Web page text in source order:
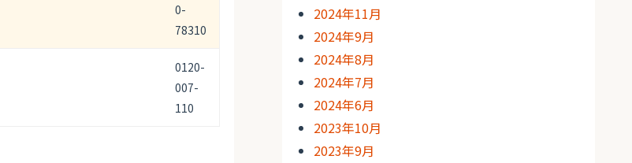
0-
78310
0120-
007-
110
2024年11月
2024年9月
2024年8月
2024年7月
2024年6月
2023年10月
2023年9月